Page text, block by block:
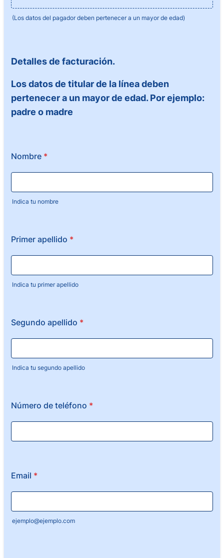
(Los datos del pagador deben pertenecer a un mayor de edad)
Detalles de facturación.
Los datos de titular de la línea deben
pertenecer a un mayor de edad. Por ejemplo:
padre o madre
Nombre *
Indica tu nombre
Primer apellido *
Indica tu primer apellido
Segundo apellido *
Indica tu segundo apellido
Número de teléfono *
Email *
ejemplo@ejemplo.com